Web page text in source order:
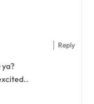
ya?
Reply